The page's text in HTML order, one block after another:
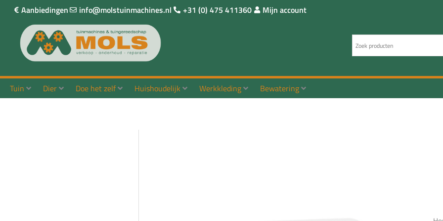
inhoud
Aanbiedingen info@molstuinmachines.nl +31 (0) 475 411360 Mijn account
Tuin Dier Doe het zelf Huishoudelijk Werkkleding Bewatering